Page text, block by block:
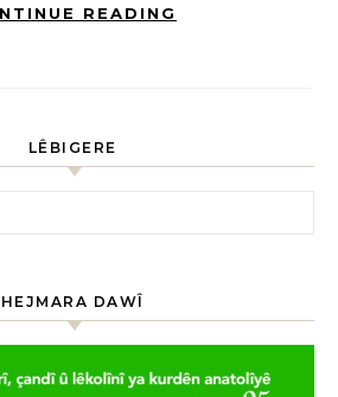
READING
LÊBIGERE
HEJMARA DAWÎ